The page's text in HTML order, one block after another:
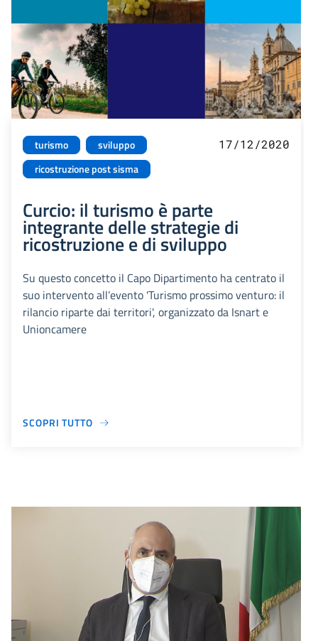
turismo
sviluppo
ricostruzione post sisma
17/12/2020
Curcio: il turismo è parte
integrante delle strategie di
ricostruzione e di sviluppo
Su questo concetto il Capo Dipartimento ha centrato il
suo intervento all’evento 'Turismo prossimo venturo: il
rilancio riparte dai territori', organizzato da Isnart e
Unioncamere
SCOPRI TUTTO